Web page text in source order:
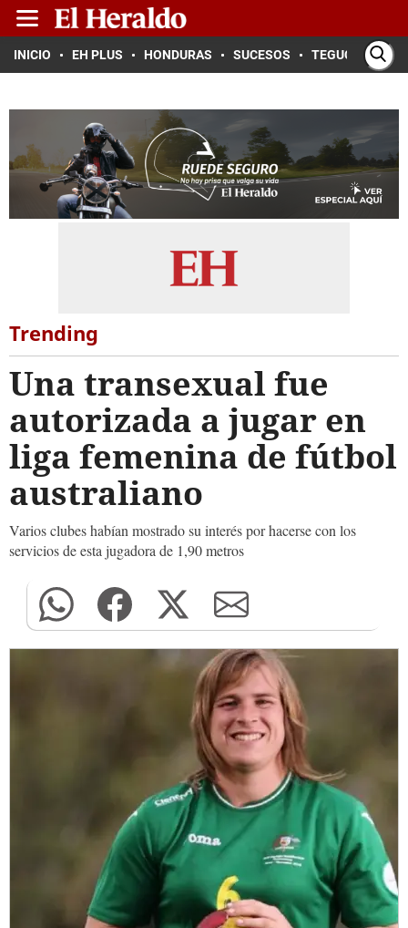
INICIO EH PLUS HONDURAS SUCESOS TEGUCIGALPA
Trending
Una transexual fue
autorizada a jugar en
liga femenina de fútbol
australiano
Varios clubes habían mostrado su interés por hacerse con los
servicios de esta jugadora de 1,90 metros